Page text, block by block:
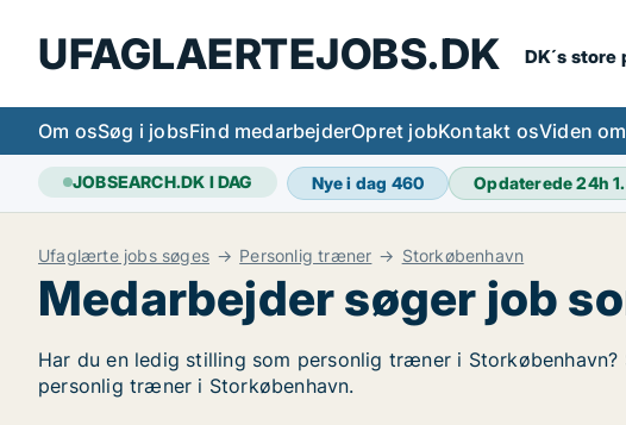
UFAGLAERTEJOBS.DK DK´s
Om osSøg i jobsFind medarbejderOpret jobKontakt osViden om
JOBSEARCH.DK I DAG Nye i dag 460 Opdaterede 24h
Ufaglærte jobs søges Personlig træner Storkøbenhavn
Medarbejder søger job
Har du en ledig stilling som personlig træner i
personlig træner i Storkøbenhavn.